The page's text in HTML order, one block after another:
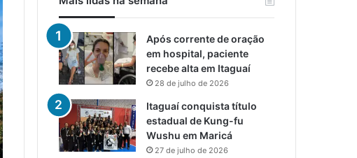
Após corrente de oração
em hospital, paciente
recebe alta em Itaguaí
28 de julho de 2026
Itaguaí conquista título
estadual de Kung-fu
Wushu em Maricá
27 de julho de 2026